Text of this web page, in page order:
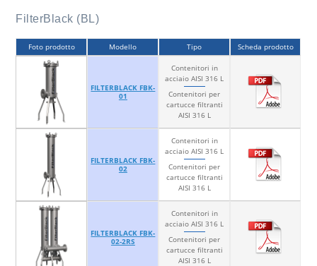
FilterBlack (BL)
Foto prodotto Modello Tipo Scheda prodotto
FILTERBLACK FBK-
01
Contenitori in
acciaio AISI 316 L
Contenitori per
cartucce filtranti
AISI 316 L
FILTERBLACK FBK-
02
Contenitori in
acciaio AISI 316 L
Contenitori per
cartucce filtranti
AISI 316 L
FILTERBLACK FBK-
02-2RS
Contenitori in
acciaio AISI 316 L
Contenitori per
cartucce filtranti
AISI 316 L